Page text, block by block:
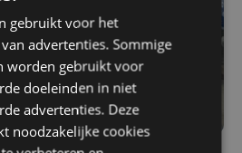
gebruikt voor het
advertenties. Sommige
worden gebruikt voor
doeleinden in niet
advertenties. Deze
noodzakelijke cookies